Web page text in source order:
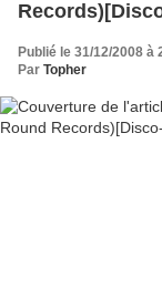
Publié le 31/12/2008 à
Par Topher